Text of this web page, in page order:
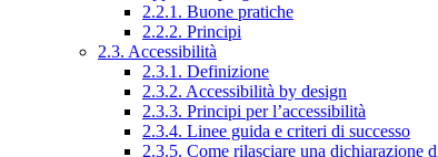
2.2.1. Buone pratiche
2.2.2. Principi
2.3. Accessibilità
2.3.1. Definizione
2.3.2. Accessibilità by design
2.3.3. Principi per l’accessibilità
2.3.4. Linee guida e criteri di successo
2.3.5. Come rilasciare una dichiarazione